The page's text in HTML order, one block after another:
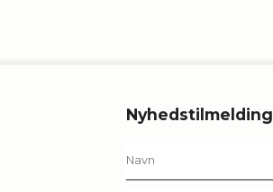
Nyhedstilmelding